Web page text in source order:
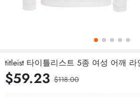
titleist 타이틀리스트 5종 여성 어깨
$59.23 $118.00